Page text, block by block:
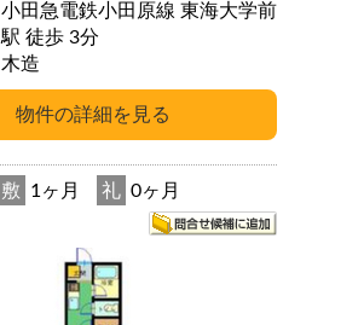
小田急電鉄小田原線 東海大学前
駅 徒歩 3分
木造
敷 1ヶ月 礼 0ヶ月